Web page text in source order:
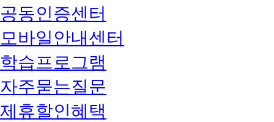
공동인증센터
모바일안내센터
학습프로그램
자주묻는질문
제휴할인혜택